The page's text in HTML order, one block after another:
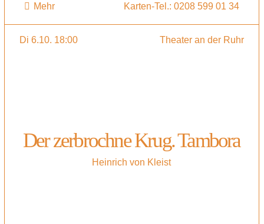
Mehr Karten-Tel.: 0208 599 01 34
Di 6.10. 18:00 Theater an der Ruhr
Der zerbrochne Krug. Tambora
Heinrich von Kleist